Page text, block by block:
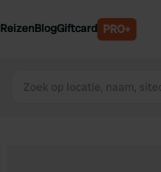
Luxemburg
ReizenBlogGiftcard PRO+